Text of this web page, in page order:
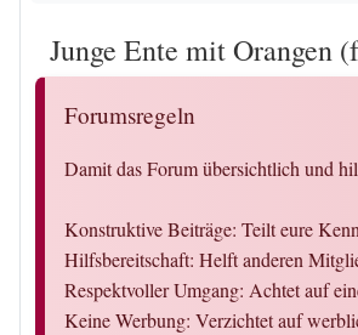
Junge Ente mit Orangen
Forumsregeln
Damit das Forum übersichtlich und
Konstruktive Beiträge: Teilt eure
Hilfsbereitschaft: Helft anderen
Respektvoller Umgang: Achtet auf
Keine Werbung: Verzichtet auf